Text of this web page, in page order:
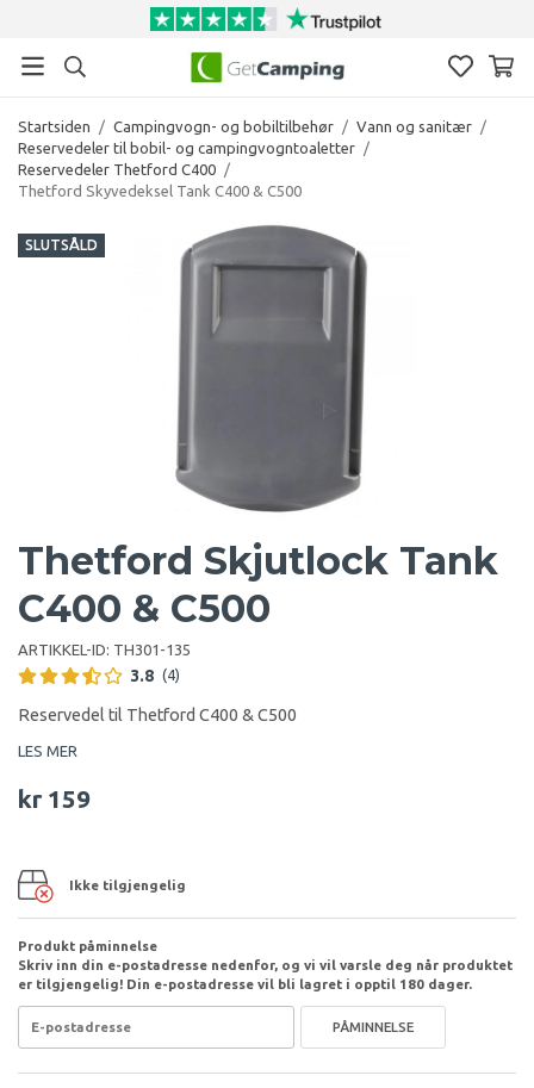
Startsiden / Campingvogn- og bobiltilbehør / Vann og sanitær /
Reservedeler til bobil- og campingvogntoaletter /
Reservedeler Thetford C400 /
Thetford Skyvedeksel Tank C400 & C500
SLUTSÅLD
Thetford Skjutlock Tank
C400 & C500
ARTIKKEL-ID: TH301-135
3.8 (4)
Reservedel til Thetford C400 & C500
LES MER
kr 159
Ikke tilgjengelig
Produkt påminnelse
Skriv inn din e-postadresse nedenfor, og vi vil varsle deg når produktet
er tilgjengelig! Din e-postadresse vil bli lagret i opptil 180 dager.
PÅMINNELSE